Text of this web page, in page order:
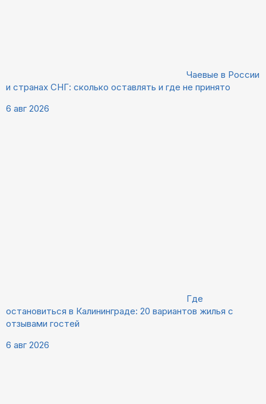
Чаевые в России
и странах СНГ: сколько оставлять и где не принято
6 авг 2026
Где
остановиться в Калининграде: 20 вариантов жилья с
отзывами гостей
6 авг 2026